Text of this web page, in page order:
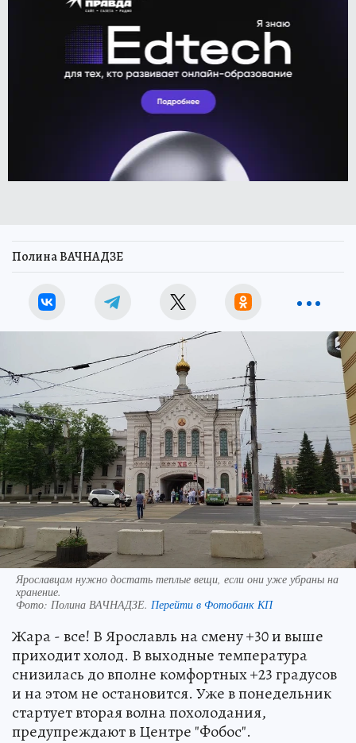
Полина ВАЧНАДЗЕ
Ярославцам нужно достать теплые вещи, если они уже убраны на
хранение.
Фото: Полина ВАЧНАДЗЕ. Перейти в Фотобанк КП
Жара - все! В Ярославль на смену +30 и выше
приходит холод. В выходные температура
снизилась до вполне комфортных +23 градусов
и на этом не остановится. Уже в понедельник
стартует вторая волна похолодания,
предупреждают в Центре "Фобос".